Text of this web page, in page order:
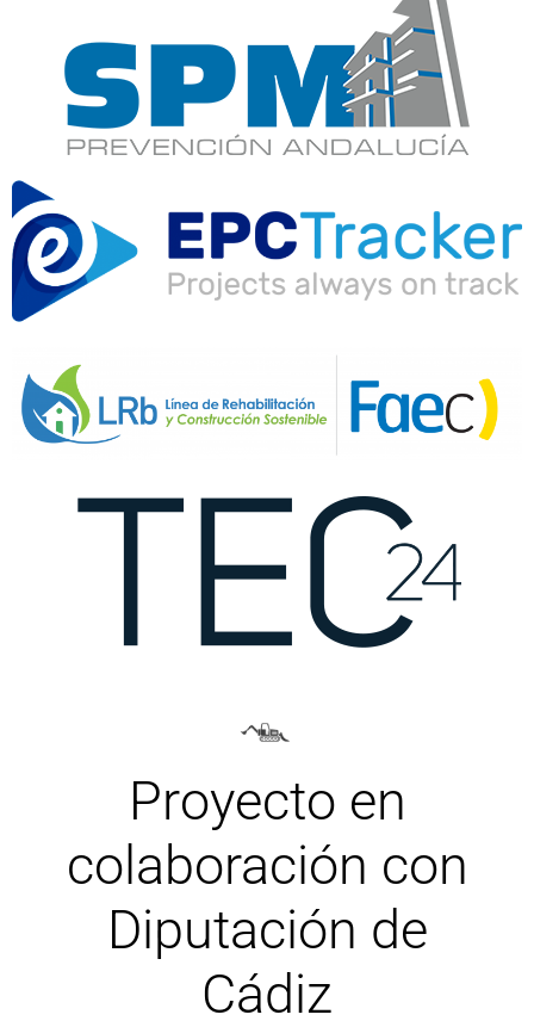
Proyecto en
colaboración con
Diputación de
Cádiz